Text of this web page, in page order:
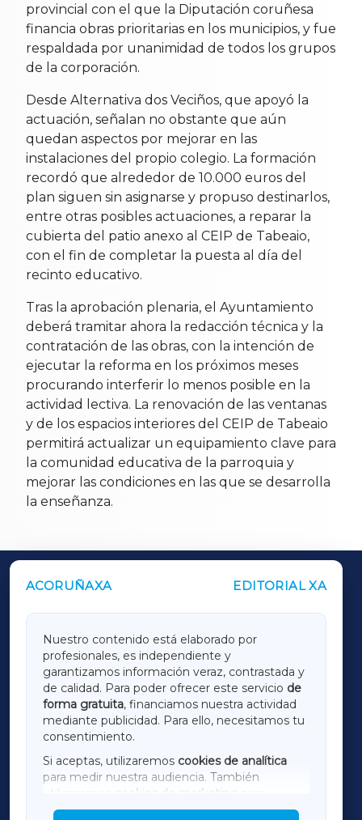
provincial con el que la Diputación coruñesa
financia obras prioritarias en los municipios, y fue
respaldada por unanimidad de todos los grupos
de la corporación.
Desde Alternativa dos Veciños, que apoyó la
actuación, señalan no obstante que aún
quedan aspectos por mejorar en las
instalaciones del propio colegio. La formación
recordó que alrededor de 10.000 euros del
plan siguen sin asignarse y propuso destinarlos,
entre otras posibles actuaciones, a reparar la
cubierta del patio anexo al CEIP de Tabeaio,
con el fin de completar la puesta al día del
recinto educativo.
Tras la aprobación plenaria, el Ayuntamiento
deberá tramitar ahora la redacción técnica y la
contratación de las obras, con la intención de
ejecutar la reforma en los próximos meses
procurando interferir lo menos posible en la
actividad lectiva. La renovación de las ventanas
y de los espacios interiores del CEIP de Tabeaio
permitirá actualizar un equipamiento clave para
la comunidad educativa de la parroquia y
mejorar las condiciones en las que se desarrolla
la enseñanza.
ACORUÑAXA EDITORIAL XA
Nuestro contenido está elaborado por
profesionales, es independiente y
garantizamos información veraz, contrastada y
de calidad. Para poder ofrecer este servicio de
forma gratuita, financiamos nuestra actividad
mediante publicidad. Para ello, necesitamos tu
consentimiento.
Si aceptas, utilizaremos cookies de analítica
para medir nuestra audiencia. También
utilizaremos
cookies de marketing
mostrar publicidad de terceros.
OUTROS PERIÓDICOS
LUGOXA
TERRACHAXA
AMARIÑAXA